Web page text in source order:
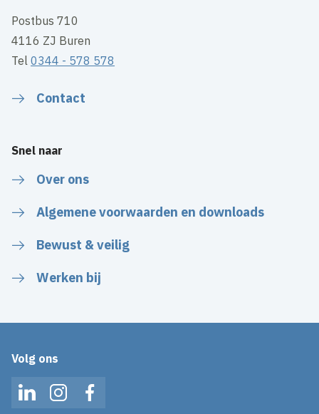
Postbus 710
4116 ZJ Buren
Tel0344 - 578 578
Contact
Snel naar
Over ons
Algemene voorwaarden en downloads
Bewust & veilig
Werken bij
Volg ons
LinkedInInstagramFacebook